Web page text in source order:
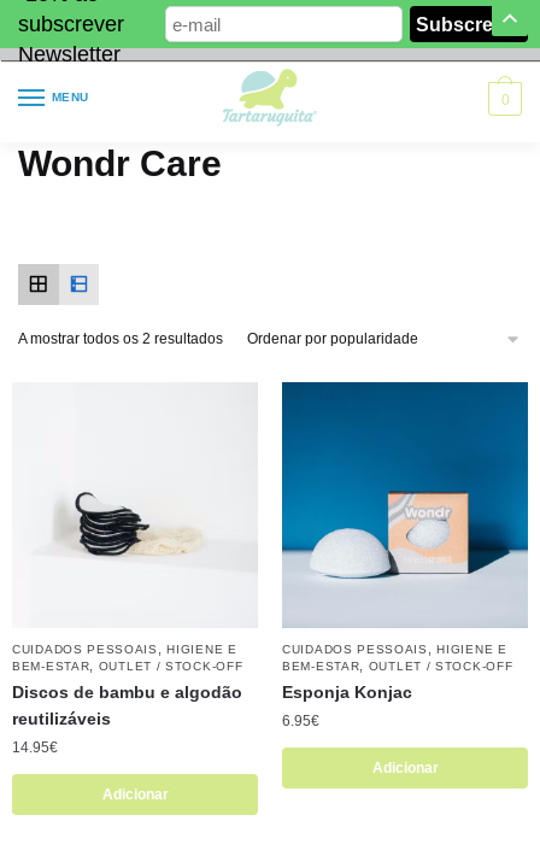
subscrever
Newsletter
MENU 0
Wondr Care
A mostrar todos os 2 resultados
CUIDADOS PESSOAIS ,HIGIENE E
BEM-ESTAR
OUTLET / STOCK-OFF
Discos de bambu e algodão
reutilizáveis
14.95€
Adicionar
CUIDADOS PESSOAIS ,HIGIENE E
BEM-ESTAR
OUTLET / STOCK-OFF
Esponja Konjac
6.95€
Adicionar